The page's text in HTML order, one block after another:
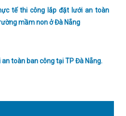
tế thi công lắp đặt lưới an toàn
mầm non ở Đà Nẵng
an toàn ban công tại TP Đà Nẵng.